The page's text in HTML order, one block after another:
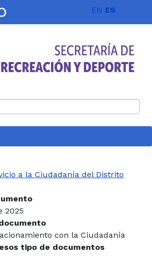
EN ES
a la Ciudadanía del Distrito
2025
con la Ciudadanía
tipo de documentos